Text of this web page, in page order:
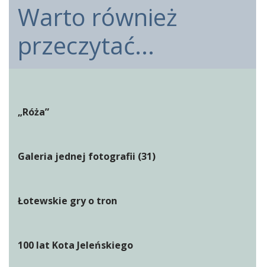
Warto również
przeczytać...
„Róża”
Galeria jednej fotografii (31)
Łotewskie gry o tron
100 lat Kota Jeleńskiego